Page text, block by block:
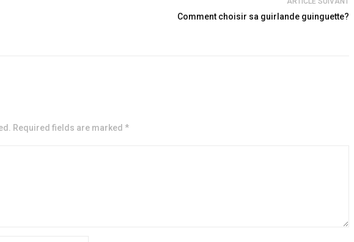
Comment choisir sa guirlande guinguette?
Required fields are marked *